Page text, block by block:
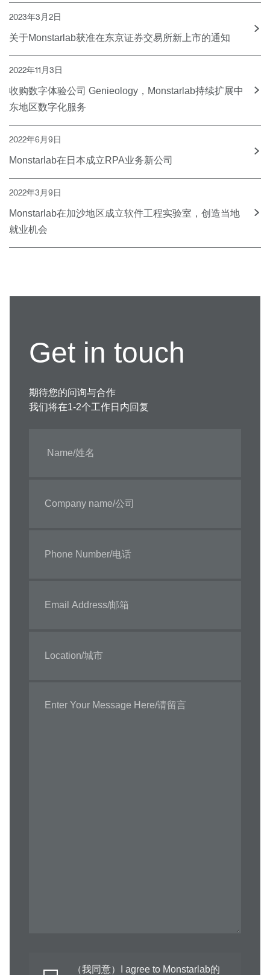
2023年3月2日
关于Monstarlab获准在东京证券交易所新上市的通知
2022年11月3日
收购数字体验公司 Genieology，Monstarlab持续扩展中
东地区数字化服务
2022年6月9日
Monstarlab在日本成立RPA业务新公司
2022年3月9日
Monstarlab在加沙地区成立软件工程实验室，创造当地
就业机会
Get in touch
期待您的问询与合作
我们将在1-2个工作日内回复
（我同意）I agree to Monstarlab的